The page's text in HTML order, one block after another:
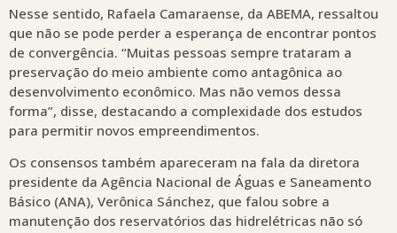
Nesse sentido, Rafaela Camaraense, da ABEMA, ressaltou
que não se pode perder a esperança de encontrar pontos
de convergência. “Muitas pessoas sempre trataram a
preservação do meio ambiente como antagônica ao
desenvolvimento econômico. Mas não vemos dessa
forma”, disse, destacando a complexidade dos estudos
para permitir novos empreendimentos.
Os consensos também apareceram na fala da diretora
presidente da Agência Nacional de Águas e Saneamento
Básico (ANA), Verônica Sánchez, que falou sobre a
manutenção dos reservatórios das hidrelétricas não só